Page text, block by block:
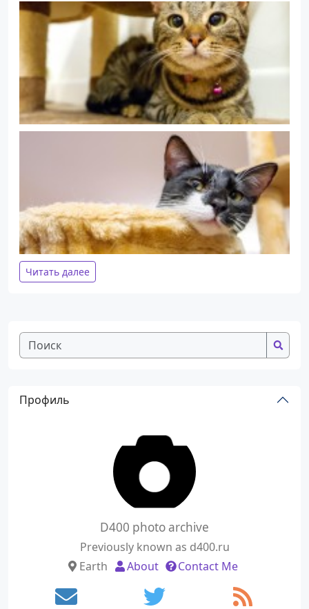
Читать далее
Профиль
D400 photo archive
Previously known as d400.ru
Earth
About Contact Me